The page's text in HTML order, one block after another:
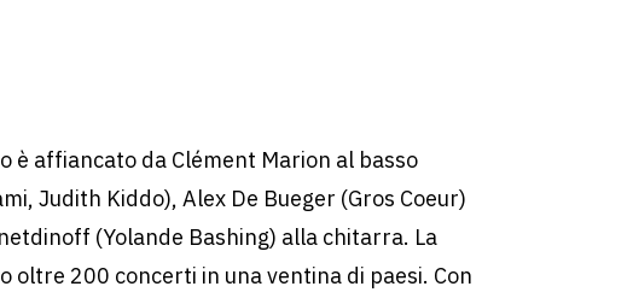
è affiancato da Clément Marion al basso
Judith Kiddo), Alex De Bueger (Gros Coeur)
(Yolande Bashing) alla chitarra. La
oltre 200 concerti in una ventina di paesi. Con